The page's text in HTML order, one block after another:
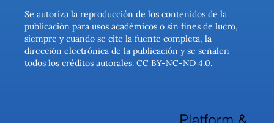
Se autoriza la reproducción de los contenidos de la
publicación para usos académicos o sin fines de lucro,
siempre y cuando se cite la fuente completa, la
dirección electrónica de la publicación y se señalen
todos los créditos autorales. CC BY-NC-ND 4.0.